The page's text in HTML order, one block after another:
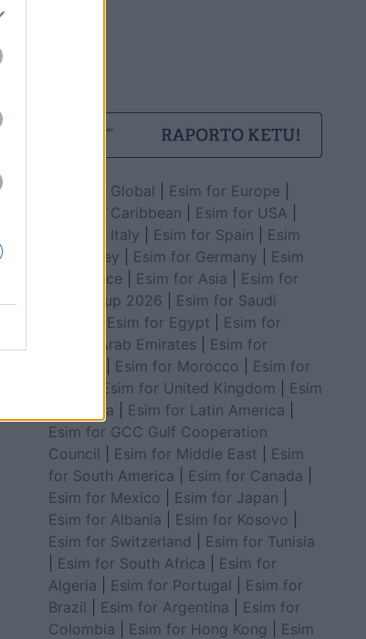
Esim for Global Esim for Europe
Esim for Caribbean
Esim for USA
Esim for Italy
Esim for Spain
Esim
for Turkey
Esim for Germany
Esim
for Greece
Esim for Asia
Esim for
World Cup 2026
Esim for Saudi
Esim for Egypt
Esim for
United Arab Emirates
Esim for
Esim for Morocco
Esim for
Esim for United Kingdom
Esim
for Africa
Esim for Latin America
Esim for GCC Gulf Cooperation
Council
Esim for Middle East
Esim
for South America
Esim for Canada
Esim for Mexico
Esim for Japan
Esim for Albania
Esim for Kosovo
Esim for Switzerland
Esim for Tunisia
Esim for South Africa
Esim for
Algeria
Esim for Portugal
Esim for
Brazil
Esim for Argentina
Esim for
Colombia
Esim for Hong Kong
Esim